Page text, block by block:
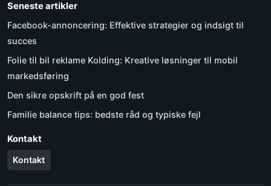
Seneste artikler
Facebook-annoncering: Effektive strategier og indsigt til
succes
Folie til bil reklame Kolding: Kreative løsninger til mobil
markedsføring
Den sikre opskrift på en god fest
Familie balance tips: bedste råd og typiske fejl
Kontakt
Kontakt